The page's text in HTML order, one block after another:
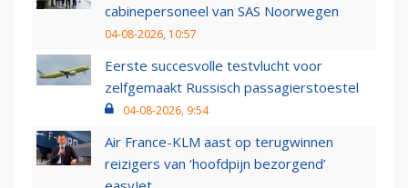
cabinepersoneel van SAS Noorwegen
04-08-2026, 10:57
Eerste succesvolle testvlucht voor
zelfgemaakt Russisch passagierstoestel
04-08-2026, 9:54
Air France-KLM aast op terugwinnen
reizigers van ‘hoofdpijn bezorgend’